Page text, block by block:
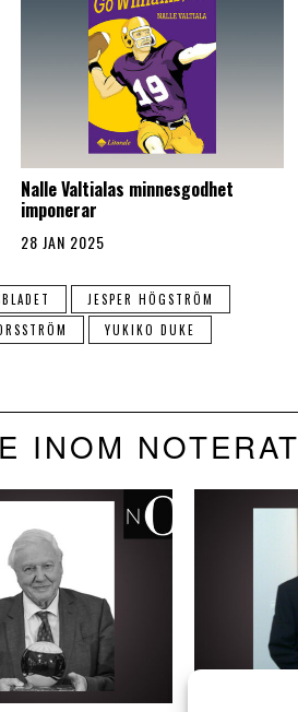
Nalle Valtialas minnesgodhet
imponerar
28 JAN 2025
JESPER HÖGSTRÖM
YUKIKO DUKE
INOM NOTERAT